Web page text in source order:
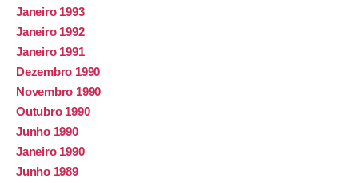
Janeiro 1993
Janeiro 1992
Janeiro 1991
Dezembro 1990
Novembro 1990
Outubro 1990
Junho 1990
Janeiro 1990
Junho 1989